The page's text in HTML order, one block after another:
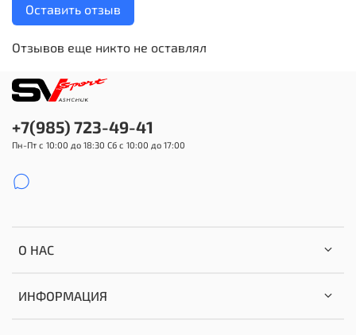
Отзывов еще никто не оставлял
Оставить отзыв
О НАС
ИНФОРМАЦИЯ
+7(985) 723-49-41
Пн-Пт с 10:00 до 18:30 Сб с 10:00 до 17:00